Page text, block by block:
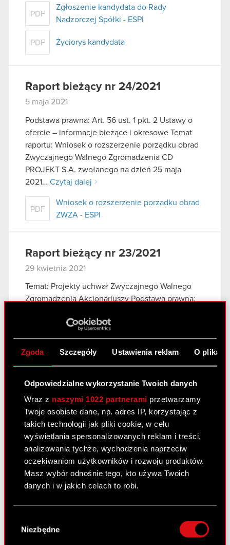
Zgoda Szczegóły Ustawienia reklam O
Odpowiedzialne wykorzystanie Twoich danych
Wraz z naszymi 1022 partnerami przetwarzamy
Twoje osobiste dane, np. adres IP, korzystając z
takich technologii jak pliki cookie, w celu
wyświetlania spersonalizowanych reklam i treści,
analizowania tychże, wychodzenia naprzeciw
oczekiwaniom użytkowników i rozwoju produktów.
Masz wybór odnośnie tego, kto używa Twoich
danych i w jakich celach to robi.
lokalizacji geograficznej z dokładnością nawet
zgody
Niezbędne
PDF
Zgłoszenie kandydata do Rady
Nadzorczej Spółki - ESPI
PDF Życiorys kandydata
Raport bieżący nr 24/2021
5 maja 2021
Podstawa prawna: Art. 56 ust. 1 pkt. 2 Ustawy o
ofercie – informacje bieżące i okresowe Temat
raportu: Wniosek o rozszerzenie porządku obrad
Zwyczajnego Walnego Zgromadzenia CD
PROJEKT S.A. zwołanego na dzień 25 maja
2021… Czytaj dalej
PDF
Wniosek o rozszerzenie porzadku obrad
ZWZA - ESPI
Raport bieżący nr 23/2021
29 kwietnia 2021
Temat: Projekty uchwał Zwyczajnego Walnego
Zgromadzenia Akcjonariuszy Podstawa prawna:
bieżące i okresowe Zarząd CD PROJEKT S.A.
Zwyczajnego Walnego Zgromadzenia…Czytaj
PDF
Projekty uchwał oraz dokumentacja
PDF Projekty uchwał
PDF Dokumentacja przedkładana ZWZA
PDF
Sprawozdanie RN o wynagrodzeniach
29 kwietnia 2021